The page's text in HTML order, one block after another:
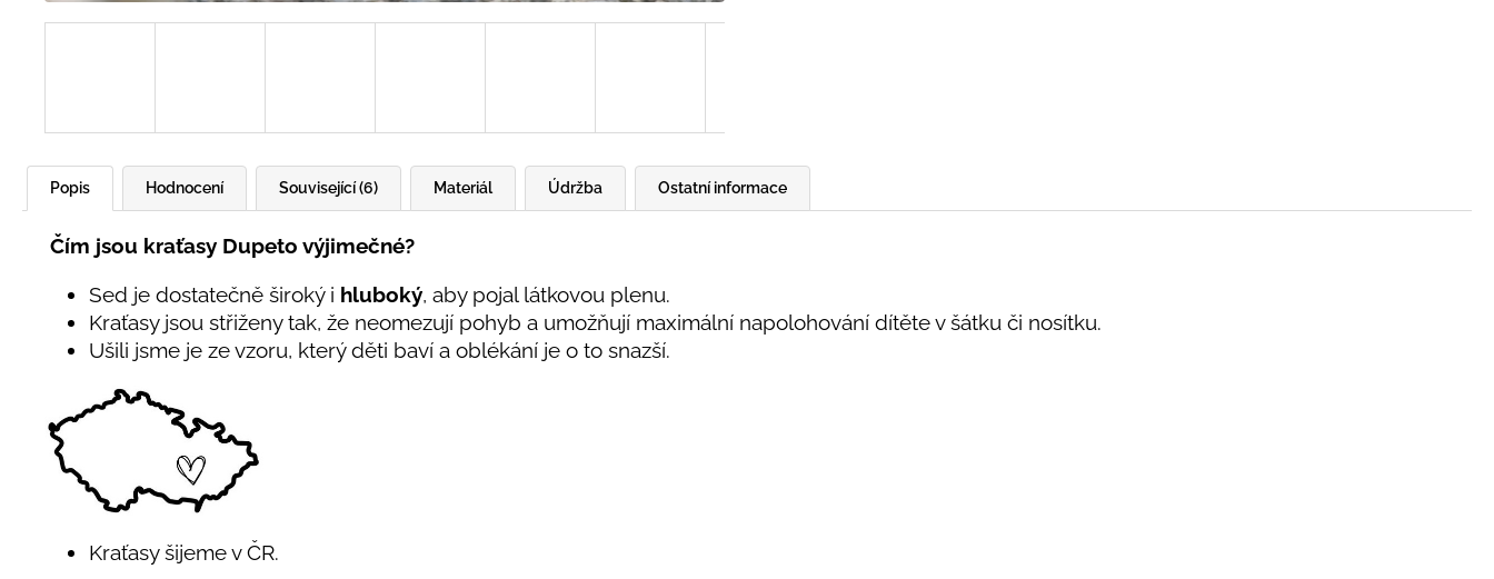
Popis Hodnocení Související (6) Ostatní informace
Materiál Údržba
Čím jsou kraťasy Dupeto výjimečné?
Sed je dostatečně široký i hluboký, aby pojal látkovou plenu.
Kraťasy jsou střiženy tak, že neomezují pohyb a umožňují maximální napolohování dítěte v šátku či nosítku.
Ušili jsme je ze vzoru, který děti baví a oblékání je o to snazší.
Kraťasy šijeme v ČR.